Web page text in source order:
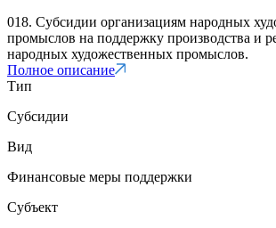
018. Субсидии организациям народных
промыслов на поддержку производства и
народных художественных промыслов.
Полное описание
Тип
Субсидии
Вид
Финансовые меры поддержки
Субъект